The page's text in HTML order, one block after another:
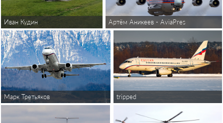
Иван Кудин Артём Аникеев - AviaPressPhoto
Марк Третьяков tripped